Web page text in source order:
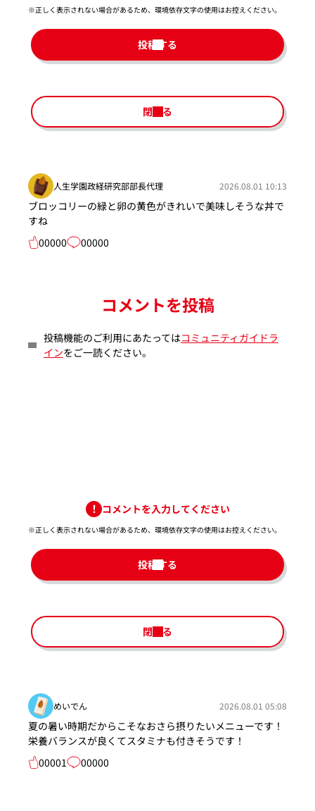
※正しく表示されない場合があるため、環境依存文字の使用はお控えください。​
投稿する
閉じる
人生学園政経研究部部長代理 2026.08.01 10:13
ブロッコリーの緑と卵の黄色がきれいで美味しそうな丼で
すね
00000
00000
コメントを投稿
投稿機能のご利用にあたってはコミュニティガイドラ
インをご一読ください。
コメントを入力してください
※正しく表示されない場合があるため、環境依存文字の使用はお控えください。​
投稿する
閉じる
めいでん 2026.08.01 05:08
夏の暑い時期だからこそなおさら摂りたいメニューです！
栄養バランスが良くてスタミナも付きそうです！
00001
00000